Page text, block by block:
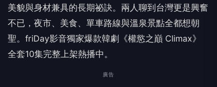
美貌與身材兼具的長期祕訣。兩人聊到台灣更是興奮
不已，夜市、美食、單車路線與溫泉景點全都想朝
聖。friDay影音獨家爆款韓劇《權慾之巔 Climax》
全套10集完整上架熱播中。
廣告